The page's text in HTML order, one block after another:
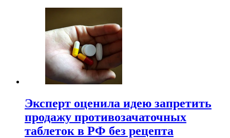
Эксперт оценила идею запретить
продажу противозачаточных
таблеток в РФ без рецепта